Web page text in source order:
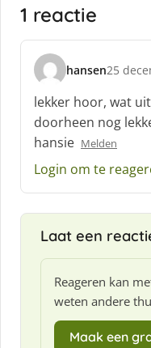
1 reactie
hansen
s
c
h
r
e
e
:
25
lekker hoor, wat
doorheen nog
hansie Melden
Login om te
Laat een
Reageren kan
weten andere
Maak een